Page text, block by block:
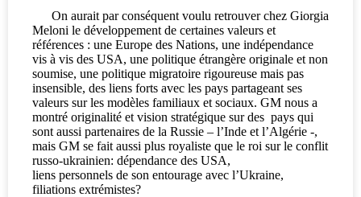
On aurait par conséquent voulu retrouver chez Giorgia
Meloni le développement de certaines valeurs et
références : une Europe des Nations, une indépendance
vis à vis des USA, une politique étrangère originale et non
soumise, une politique migratoire rigoureuse mais pas
insensible, des liens forts avec les pays partageant ses
valeurs sur les modèles familiaux et sociaux. GM nous a
montré originalité et vision stratégique sur des pays qui
sont aussi partenaires de la Russie – l’Inde et l’Algérie -,
mais GM se fait aussi plus royaliste que le roi sur le conflit
russo-ukrainien: dépendance des USA,
liens personnels de son entourage avec l’Ukraine,
filiations extrémistes?